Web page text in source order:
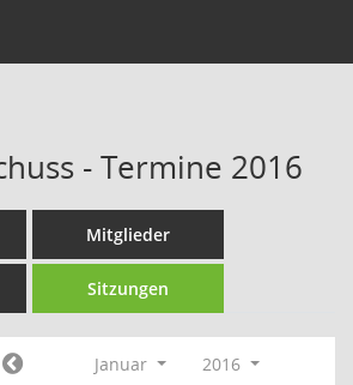
- Termine 2016
Mitglieder
Sitzungen
Januar
2016